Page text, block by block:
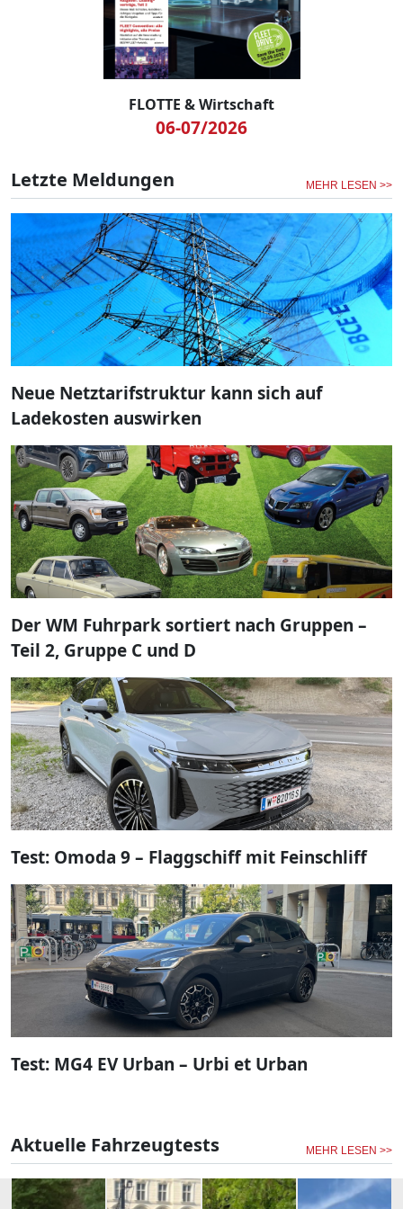
FLOTTE & Wirtschaft
06-07/2026
Letzte Meldungen MEHR LESEN >>
Neue Netztarifstruktur kann sich auf
Ladekosten auswirken
Der WM Fuhrpark sortiert nach Gruppen –
Teil 2, Gruppe C und D
Test: Omoda 9 – Flaggschiff mit Feinschliff
Test: MG4 EV Urban – Urbi et Urban
Aktuelle Fahrzeugtests MEHR LESEN >>